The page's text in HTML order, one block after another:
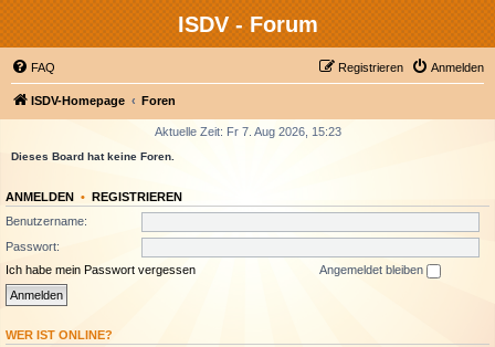
ISDV - Forum
FAQ Anmelden
Registrieren
ISDV-Homepage Foren
Aktuelle Zeit: Fr 7. Aug 2026, 15:23
Dieses Board hat keine Foren.
ANMELDEN • REGISTRIEREN
Benutzername:
Passwort:
Ich habe mein Passwort vergessen
Angemeldet bleiben
WER IST ONLINE?